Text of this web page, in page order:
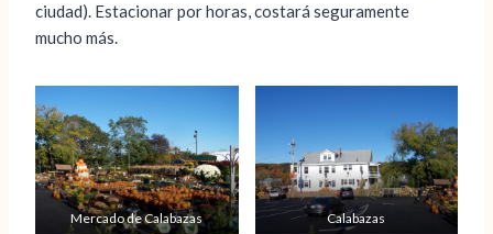
ciudad). Estacionar por horas, costará seguramente
mucho más.
Mercado de Calabazas Calabazas